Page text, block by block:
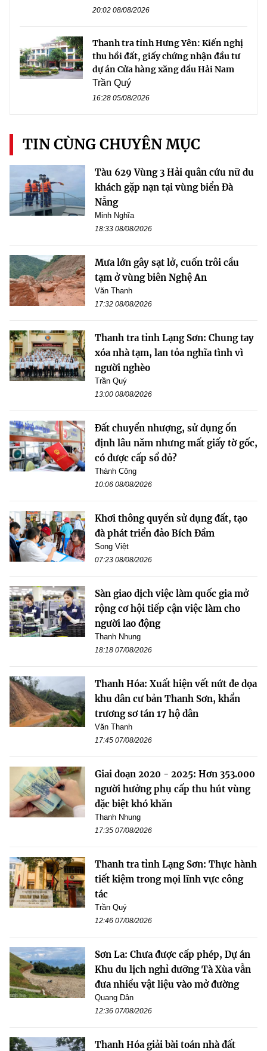
20:02 08/08/2026
Thanh tra tỉnh Hưng Yên: Kiến nghị
thu hồi đất, giấy chứng nhận đầu tư
dự án Cửa hàng xăng dầu Hải Nam
Trần Quý
16:28 05/08/2026
TIN CÙNG CHUYÊN MỤC
Tàu 629 Vùng 3 Hải quân cứu nữ du
khách gặp nạn tại vùng biển Đà
Nẵng
Minh Nghĩa
18:33 08/08/2026
Mưa lớn gây sạt lở, cuốn trôi cầu
tạm ở vùng biên Nghệ An
Văn Thanh
17:32 08/08/2026
Thanh tra tỉnh Lạng Sơn: Chung tay
xóa nhà tạm, lan tỏa nghĩa tình vì
người nghèo
Trần Quý
13:00 08/08/2026
Đất chuyển nhượng, sử dụng ổn
định lâu năm nhưng mất giấy tờ gốc,
có được cấp sổ đỏ?
Thành Công
10:06 08/08/2026
Khơi thông quyền sử dụng đất, tạo
đà phát triển đảo Bích Đầm
Song Việt
07:23 08/08/2026
Sàn giao dịch việc làm quốc gia mở
rộng cơ hội tiếp cận việc làm cho
người lao động
Thanh Nhung
18:18 07/08/2026
Thanh Hóa: Xuất hiện vết nứt đe dọa
khu dân cư bản Thanh Sơn, khẩn
trương sơ tán 17 hộ dân
Văn Thanh
17:45 07/08/2026
Giai đoạn 2020 - 2025: Hơn 353.000
người hưởng phụ cấp thu hút vùng
đặc biệt khó khăn
Thanh Nhung
17:35 07/08/2026
Thanh tra tỉnh Lạng Sơn: Thực hành
tiết kiệm trong mọi lĩnh vực công
tác
Trần Quý
12:46 07/08/2026
Sơn La: Chưa được cấp phép, Dự án
Khu du lịch nghỉ dưỡng Tà Xùa vẫn
đưa nhiều vật liệu vào mở đường
Quang Dân
12:36 07/08/2026
Thanh Hóa giải bài toán nhà đất